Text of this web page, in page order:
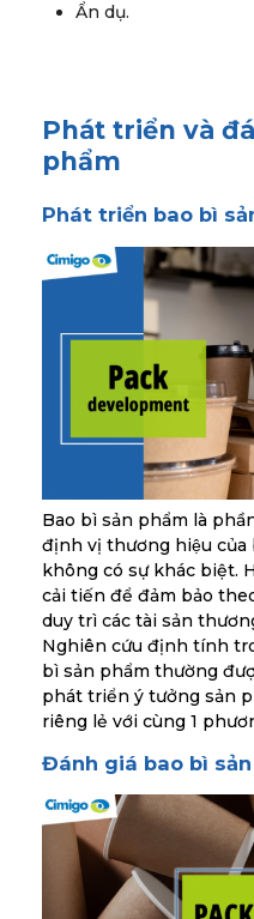
Ẩn dụ.
Phát triển và
phẩm
Phát triển bao bì
Bao bì sản phẩm là
định vị thương hiệu của
không có sự khác biệt.
cải tiến để đảm bảo
duy trì các tài sản
Nghiên cứu định tính
bì sản phẩm thường
phát triển ý tưởng sản
riêng lẻ với cùng 1
Đánh giá bao bì